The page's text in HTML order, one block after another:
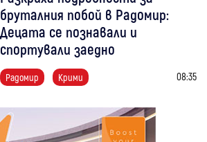
бруталния побой в Радомир:
Децата се познавали и
спортували заедно
Радомир Крими 08:35